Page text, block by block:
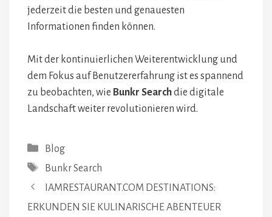
jederzeit die besten und genauesten
Informationen finden können.
Mit der kontinuierlichen Weiterentwicklung und
dem Fokus auf Benutzererfahrung ist es spannend
zu beobachten, wie Bunkr Searchdie digitale
Landschaft weiter revolutionieren wird.
Categories
Blog
Tags
Bunkr Search
IAMRESTAURANT.COM DESTINATIONS:
ERKUNDEN SIE KULINARISCHE ABENTEUER